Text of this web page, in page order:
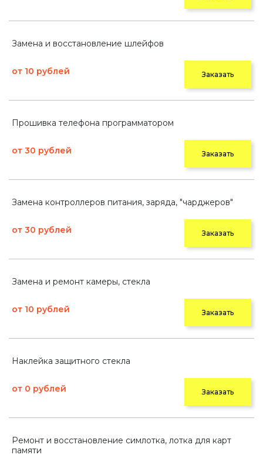
Замена и восстановление шлейфов
от 10 рублей Заказать
Прошивка телефона программатором
от 30 рублей Заказать
Замена контроллеров питания, заряда, "чарджеров"
от 30 рублей Заказать
Замена и ремонт камеры, стекла
от 10 рублей Заказать
Наклейка защитного стекла
от 0 рублей Заказать
Ремонт и восстановление симлотка, лотка для карт
памяти